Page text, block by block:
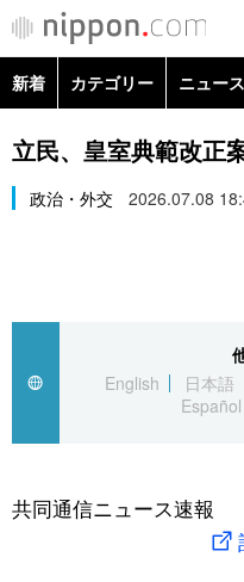
社会
旅と暮らし
新着 カテゴリー ニュース
政治・外交
経済・ビジネス
社会
文化
科学・技術
暮らし
立民、皇室典範改正
政治・外交 2026.07.08
English
日本語
Español
共同通信ニュース速報